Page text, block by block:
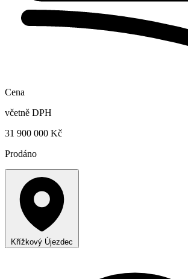
Cena
včetně DPH
31 900 000 Kč
Prodáno
Křížkový Újezdec